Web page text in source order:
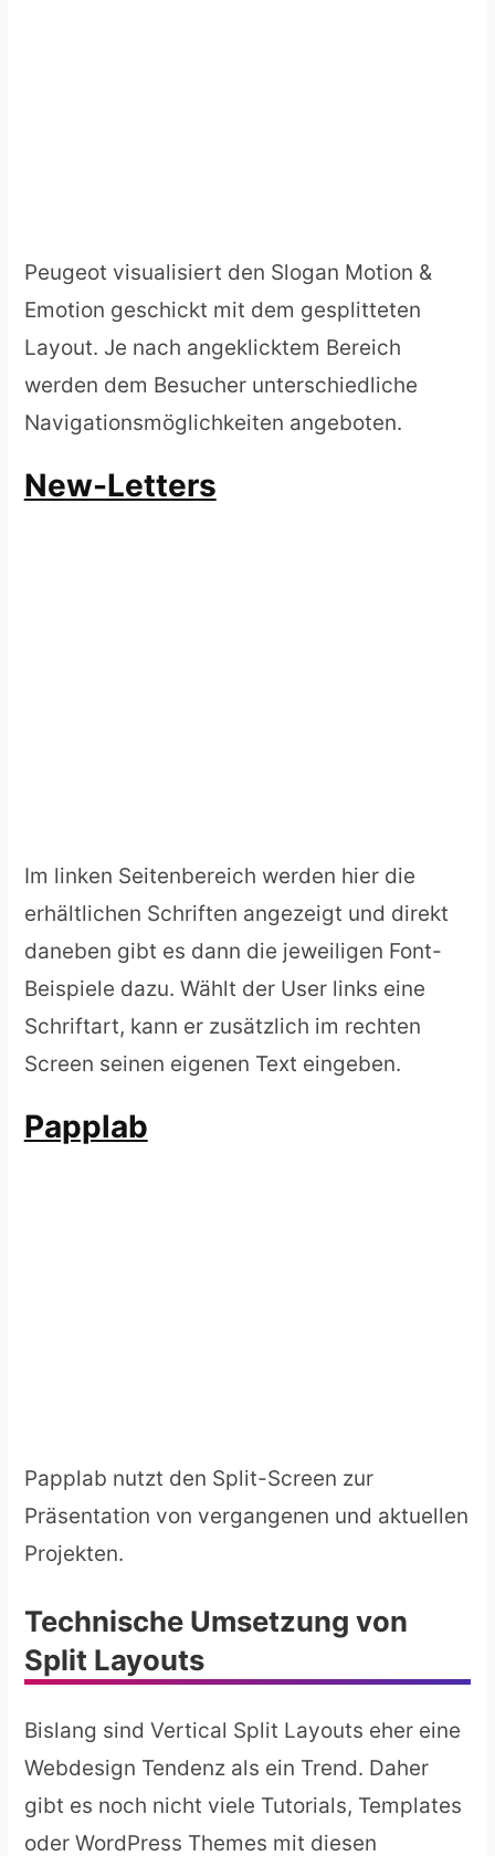
Peugeot visualisiert den Slogan Motion &
Emotion geschickt mit dem gesplitteten
Layout. Je nach angeklicktem Bereich
werden dem Besucher unterschiedliche
Navigationsmöglichkeiten angeboten.
New-Letters
Im linken Seitenbereich werden hier die
erhältlichen Schriften angezeigt und direkt
daneben gibt es dann die jeweiligen Font-
Beispiele dazu. Wählt der User links eine
Schriftart, kann er zusätzlich im rechten
Screen seinen eigenen Text eingeben.
Papplab
Papplab nutzt den Split-Screen zur
Präsentation von vergangenen und aktuellen
Projekten.
Technische Umsetzung von
Split Layouts
Bislang sind Vertical Split Layouts eher eine
Webdesign Tendenz als ein Trend. Daher
gibt es noch nicht viele Tutorials, Templates
oder WordPress Themes mit diesen